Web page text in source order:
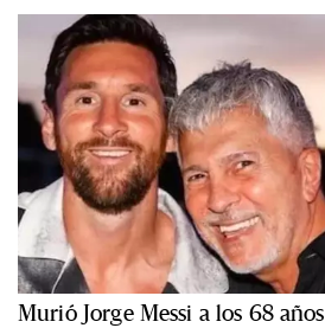
Murió Jorge Messi a los 68 años